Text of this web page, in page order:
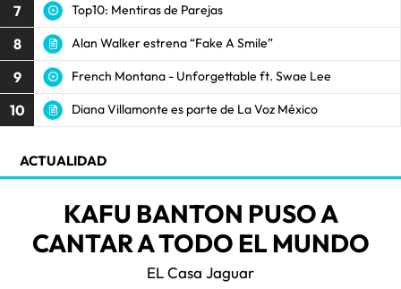
7 Top10: Mentiras de Parejas
8 Alan Walker estrena “Fake A Smile”
9 French Montana - Unforgettable ft. Swae Lee
10 Diana Villamonte es parte de La Voz México
ACTUALIDAD
KAFU BANTON PUSO A
CANTAR A TODO EL MUNDO
EL Casa Jaguar